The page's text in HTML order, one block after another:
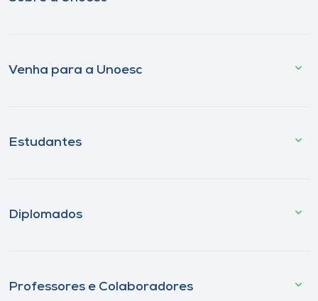
Venha para a Unoesc
Estudantes
Diplomados
Professores e Colaboradores